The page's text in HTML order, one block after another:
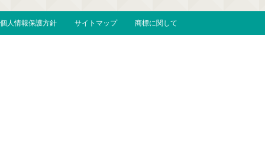
個人情報保護方針 サイトマップ 商標に関して